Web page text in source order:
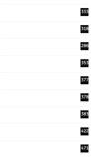
333
318
286
353
377
378
383
422
471